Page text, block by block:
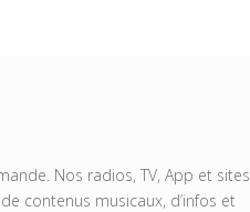
Nos radios, TV, App et sites
contenus musicaux, d’infos et